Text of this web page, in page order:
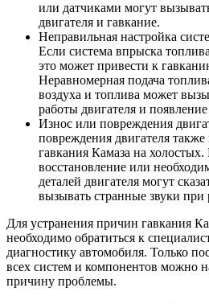
или датчиками могут
двигателя и гавкание.
Неправильная настройка
Если система впрыска
это может привести к
Неравномерная подача
воздуха и топлива может
работы двигателя и
Износ или повреждения
повреждения двигателя
гавкания Камаза на
восстановление или
деталей двигателя могут
вызывать странные звуки при
Для устранения причин гавкания
необходимо обратиться к
диагностику автомобиля. Только
всех систем и компонентов можно
причину проблемы.